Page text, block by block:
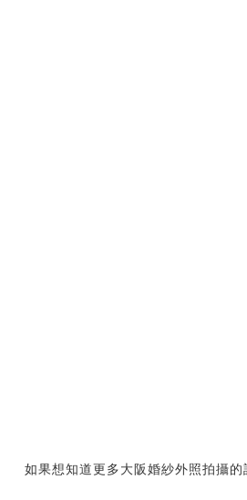
如果想知道更多大阪婚紗外照拍攝的